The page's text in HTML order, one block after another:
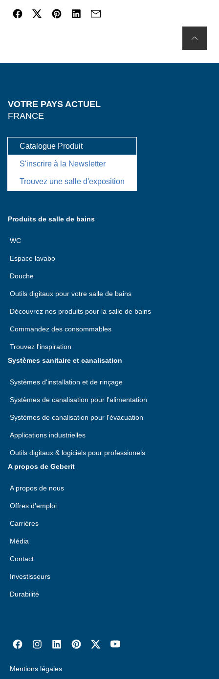
VOTRE PAYS ACTUEL
FRANCE
Catalogue Produit
S'inscrire à la Newsletter
Trouvez une salle d'exposition
Produits de salle de bains
WC
Espace lavabo
Douche
Outils digitaux pour votre salle de bains
Découvrez nos produits pour la salle de bains
Commandez des consommables
Trouvez l'inspiration
Systèmes sanitaire et canalisation
Systèmes d'installation et de rinçage
Systèmes de canalisation pour l'alimentation
Systèmes de canalisation pour l'évacuation
Applications industrielles
Outils digitaux & logiciels pour professionels
A propos de Geberit
A propos de nous
Offres d'emploi
Carrières
Média
Contact
Investisseurs
Durabilité
Mentions légales